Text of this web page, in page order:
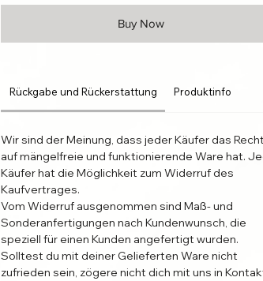
Buy Now
Rückgabe und Rückerstattung Produktinfo
Wir sind der Meinung, dass jeder Käufer das Recht
auf mängelfreie und funktionierende Ware hat.
Käufer hat die Möglichkeit zum Widerruf des
Kaufvertrages.
Vom Widerruf ausgenommen sind Maß- und
Sonderanfertigungen nach Kundenwunsch, die
speziell für einen Kunden angefertigt wurden.
Solltest du mit deiner Gelieferten Ware nicht
zufrieden sein, zögere nicht dich mit uns in